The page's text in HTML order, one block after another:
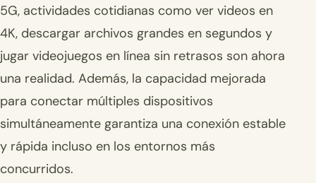
5G, actividades cotidianas como ver videos en
4K, descargar archivos grandes en segundos y
jugar videojuegos en línea sin retrasos son ahora
una realidad. Además, la capacidad mejorada
para conectar múltiples dispositivos
simultáneamente garantiza una conexión estable
y rápida incluso en los entornos más
concurridos.